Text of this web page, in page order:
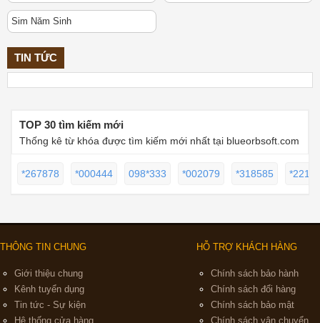
Sim Năm Sinh
TIN TỨC
TOP 30 tìm kiếm mới
Thống kê từ khóa được tìm kiếm mới nhất tại blueorbsoft.com
*267878 *000444 098*333 *002079 *318585
THÔNG TIN CHUNG
Giới thiệu chung
Kênh tuyển dụng
Tin tức - Sự kiện
Hệ thống cửa hàng
HỖ TRỢ KHÁCH HÀNG
Chính sách bảo hành
Chính sách đổi hàng
Chính sách bảo mật
Chính sách vận chuyển